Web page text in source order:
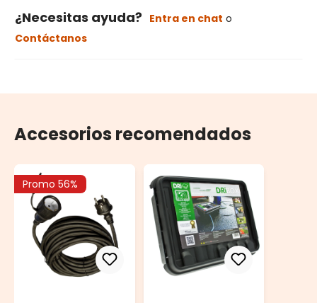
¿Necesitas ayuda? Entra en chat o
Contáctanos
Accesorios recomendados
Promo 56%